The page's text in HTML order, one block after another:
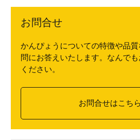
お問合せ
かんぴょうについての特徴や品
問にお答えいたします。なんで
ください。
お問合せはこちら